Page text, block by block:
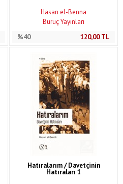
Hasan el-Benna
Buruç Yayınları
%40
120,00TL
Hatıralarım / Davetçinin
Hatıraları 1